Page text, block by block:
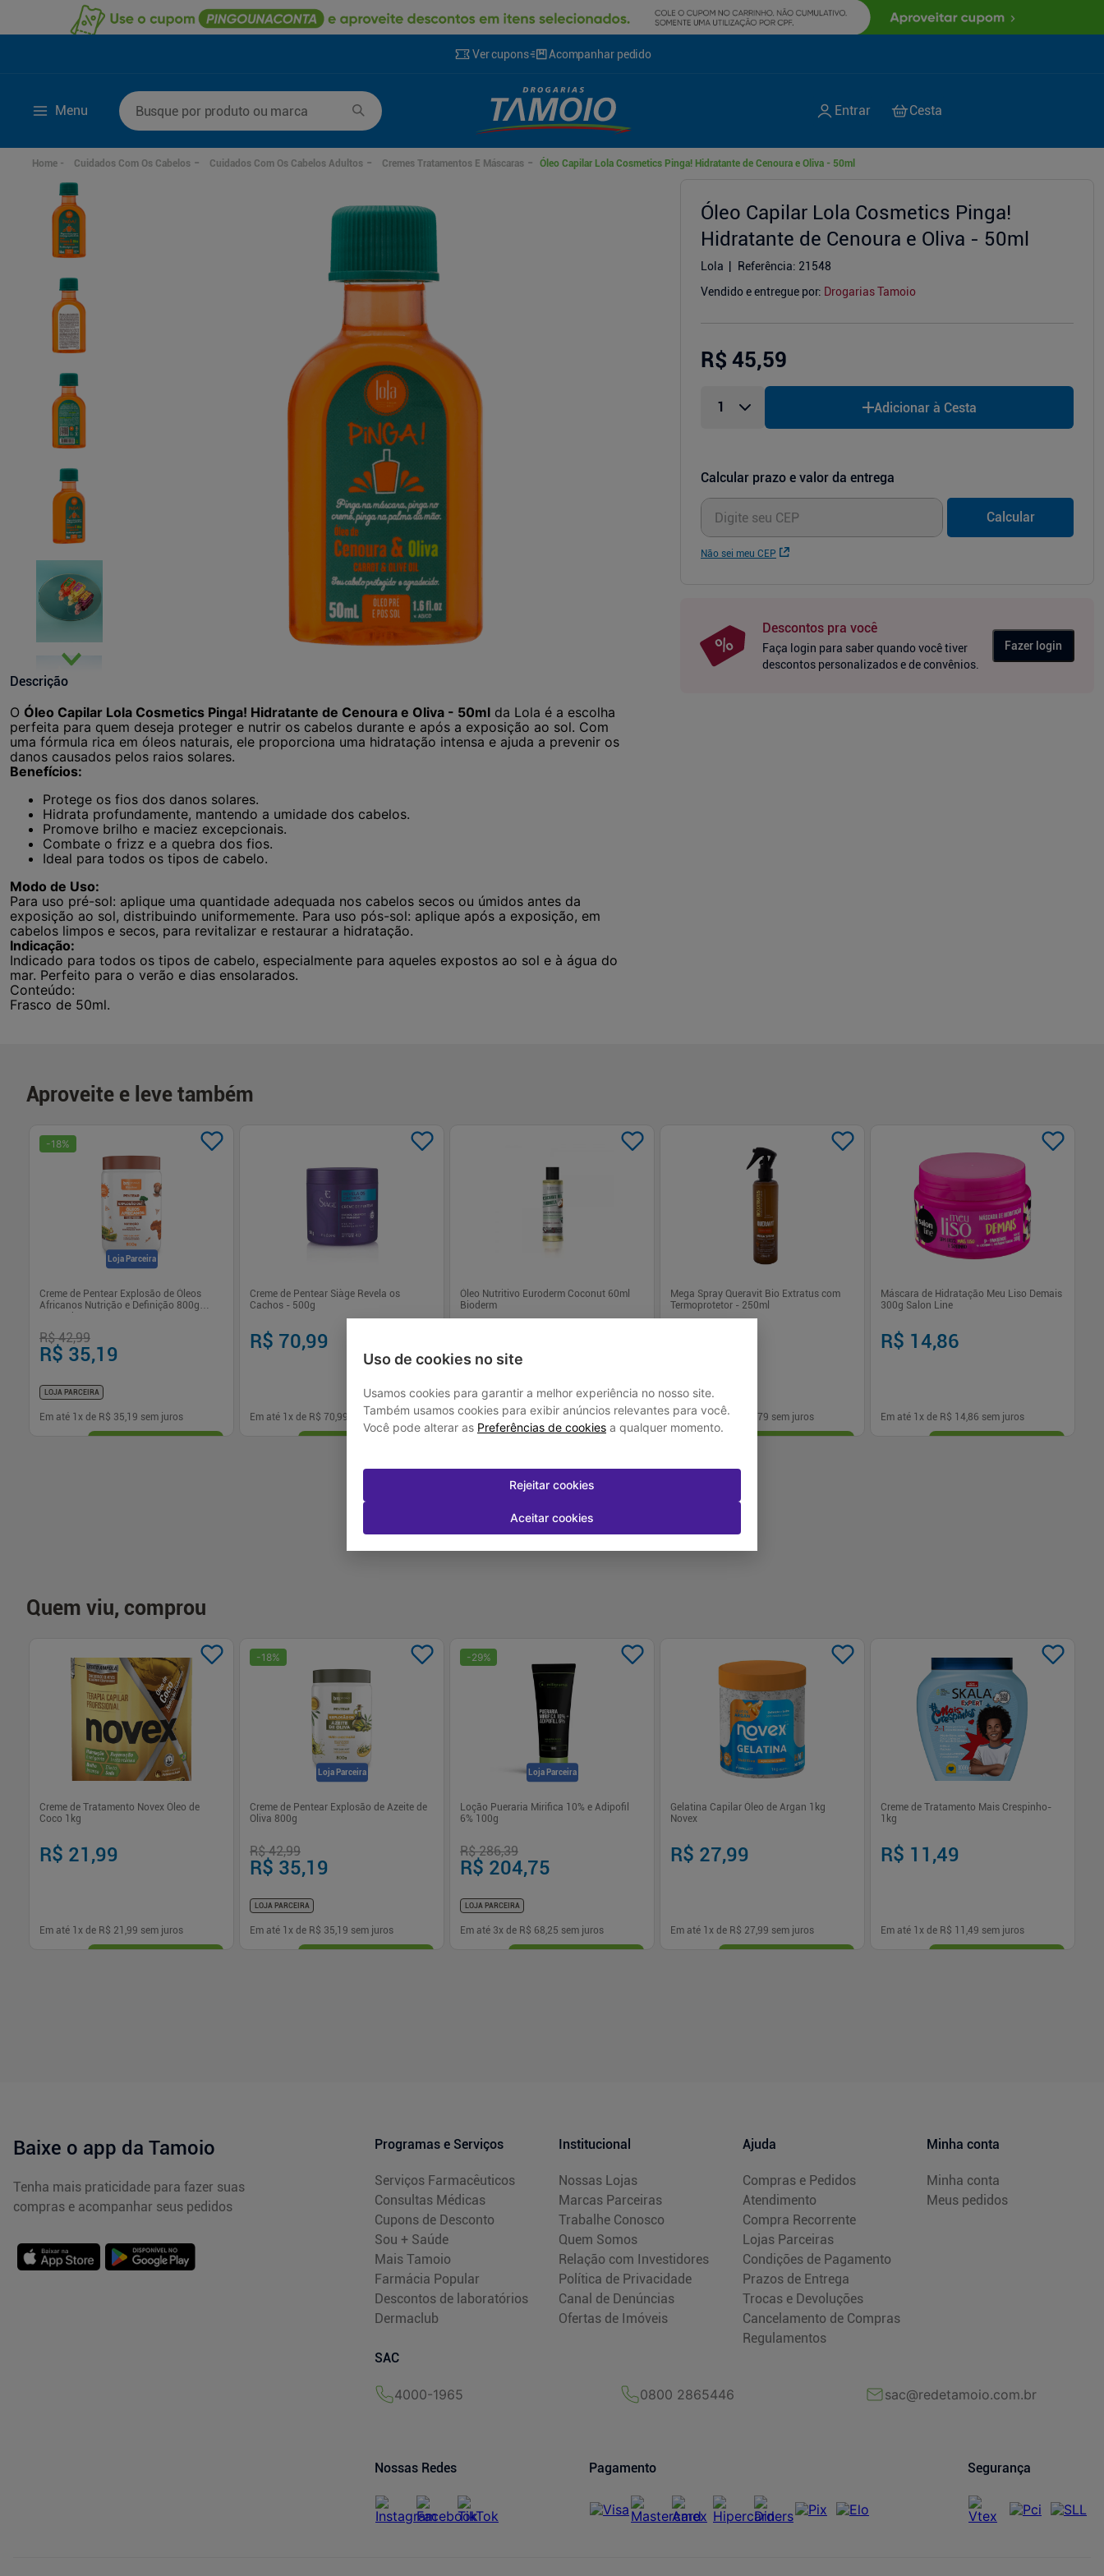
Ver cupons Acompanhar pedido
Menu
Busque por produto ou marca
Uso de cookies no site
Usamos cookies para garantir a melhor experiência no nosso site.
Também usamos cookies para exibir anúncios relevantes para você.
Você pode alterar as Preferências de cookies a qualquer momento.
Rejeitar cookies
Aceitar cookies
Cuidados Com Os Cabelos Cuidados Com Os Cabelos Adultos Cremes Tratamentos E Máscaras Óleo Capilar Lola Cosmetics Pinga! Hidratante de Cenoura e Oliva - 50ml
Descrição
O Óleo Capilar Lola Cosmetics Pinga! Hidratante de Cenoura e Oliva - 50ml da Lola é a escolha
perfeita para quem deseja proteger e nutrir os cabelos durante e após a exposição ao sol. Com
uma fórmula rica em óleos naturais, ele proporciona uma hidratação intensa e ajuda a prevenir os
danos causados pelos raios solares.
Benefícios:
Protege os fios dos danos solares.
Hidrata profundamente, mantendo a umidade dos cabelos.
Promove brilho e maciez excepcionais.
Combate o frizz e a quebra dos fios.
Ideal para todos os tipos de cabelo.
Modo de Uso:
Para uso pré-sol: aplique uma quantidade adequada nos cabelos secos ou úmidos antes da
exposição ao sol, distribuindo uniformemente. Para uso pós-sol: aplique após a exposição, em
cabelos limpos e secos, para revitalizar e restaurar a hidratação.
Indicação:
Indicado para todos os tipos de cabelo, especialmente para aqueles expostos ao sol e à água do
mar. Perfeito para o verão e dias ensolarados.
Conteúdo:
Frasco de 50ml.
Óleo Capilar Lola Cosmetics Pinga!
Hidratante de Cenoura e Oliva - 50ml
Lola Referência: 21548
Vendido e entregue por: Drogarias Tamoio
R$ 45,59
Adicionar à Cesta
Calcular prazo e valor da entrega
Não sei meu CEP
Calcular
Descontos pra você
Faça login para saber quando você tiver
descontos personalizados e de convênios.
Fazer login
Aproveite e leve também
Loja Parceira
-18%
Creme de Pentear Explosão de Óleos
Africanos Nutrição e Definição 800g
R$ 42,99
R$ 35,19
LOJA PARCEIRA
Em até 1 x de R$ 35,19 sem juros
Creme de Pentear Siàge Revela os
Cachos - 500g
R$ 70,99
Em até 1 x de R$ 70,99 sem juros
Óleo Nutritivo Euroderm Coconut 60ml
Bioderm
Em até1 x de R$ 23,99 sem juros
Mega Spray Queravit Bio Extratus com
Termoprotetor - 250ml
Em até1x de R$ 55,79 sem juros
Máscara de Hidratação Meu Liso Demais
300g Salon Line
R$ 14,86
Em até 1 x de R$ 14,86 sem juros
Quem viu, comprou
Creme de Tratamento Novex Óleo de
Coco 1kg
R$ 21,99
Em até 1 x de R$ 21,99 sem juros
Loja Parceira
-18%
Creme de Pentear Explosão de Azeite de
Oliva 800g
R$ 42,99
R$ 35,19
LOJA PARCEIRA
Em até 1 x de R$ 35,19 sem juros
Loja Parceira
-29%
Loção Pueraria Mirifica 10% e Adipofil
6% 100g
R$ 286,39
R$ 204,75
LOJA PARCEIRA
Em até 3x de R$ 68,25 sem juros
Gelatina Capilar Óleo de Argan 1kg
Novex
R$ 27,99
Em até 1 x de R$ 27,99 sem juros
Creme de Tratamento Mais Crespinho-
1kg
R$ 11,49
Em até 1 x de R$ 11,49 sem juros
Baixe o app da Tamoio
Tenha mais praticidade para fazer suas
compras e acompanhar seus pedidos
Programas e Serviços
Serviços Farmacêuticos
Consultas Médicas
Cupons de Desconto
Sou + Saúde
Mais Tamoio
Farmácia Popular
Descontos de laboratórios
Dermaclub
Institucional
Nossas Lojas
Marcas Parceiras
Trabalhe Conosco
Quem Somos
Relação com Investidores
Política de Privacidade
Canal de Denúncias
Ofertas de Imóveis
Ajuda
Compras e Pedidos
Atendimento
Compra Recorrente
Lojas Parceiras
Condições de Pagamento
Prazos de Entrega
Trocas e Devoluções
Cancelamento de Compras
Regulamentos
Minha conta
Minha conta
Meus pedidos
SAC
4000-1965 0800 2865446 sac@redetamoio.com.br
Nossas Redes Pagamento Segurança
Termos mais buscados
kit shampoo condicionador